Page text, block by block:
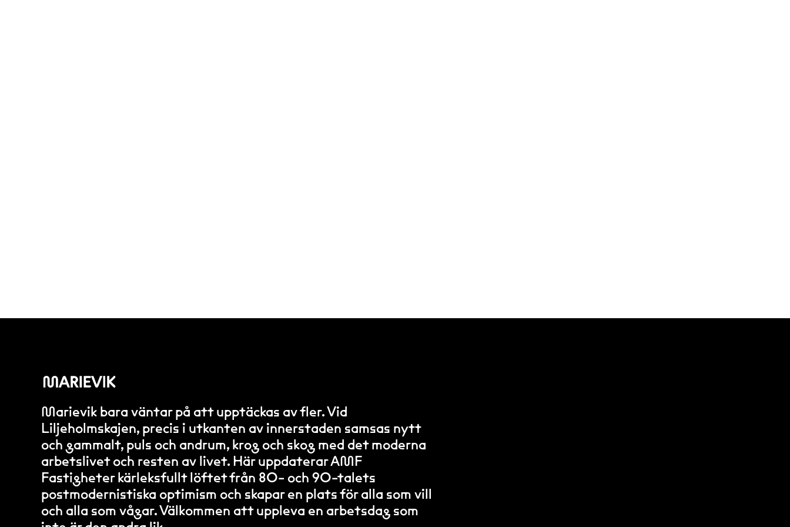
Marievik bara väntar på att upptäckas av fler. Vid
Liljeholmskajen, precis i utkanten av innerstaden samsas nytt
och gammalt, puls och andrum, krog och skog med det moderna
arbetslivet och resten av livet. Här uppdaterar AMF
Fastigheter kärleksfullt löftet från 80- och 90-talets
postmodernistiska optimism och skapar en plats för alla som vill
och alla som vågar. Välkommen att uppleva en arbetsdag som